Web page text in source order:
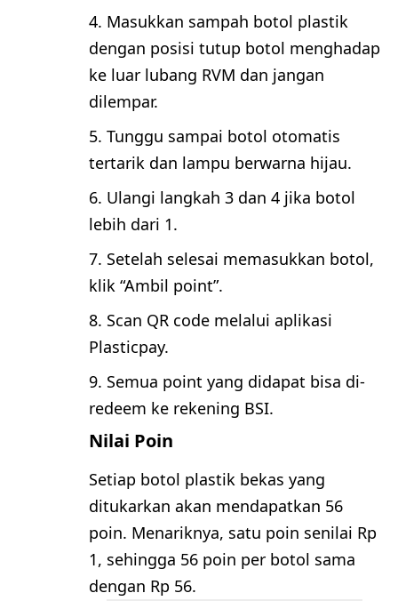
Masukkan sampah botol plastik
dengan posisi tutup botol menghadap
ke luar lubang RVM dan jangan
dilempar.
Tunggu sampai botol otomatis
tertarik dan lampu berwarna hijau.
Ulangi langkah 3 dan 4 jika botol
lebih dari 1.
Setelah selesai memasukkan botol,
klik “Ambil point”.
Scan QR code melalui aplikasi
Plasticpay.
Semua point yang didapat bisa di-
redeem ke rekening BSI.
Nilai Poin
Setiap botol plastik bekas yang
ditukarkan akan mendapatkan 56
poin. Menariknya, satu poin senilai Rp
1, sehingga 56 poin per botol sama
dengan Rp 56.